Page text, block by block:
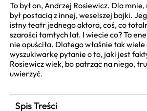
To był on, Andrzej Rosiewicz. Dla
był postacią z innej, weselszej bajki.
istny teatr jednego aktora, coś, co
szarości tamtych lat. I wiecie co? Ta
nie opuściła. Dlatego właśnie tak
wyszukiwarkę pytanie o to, jaki jest
Rosiewicz wiek, bo patrząc na niego,
uwierzyć.
Spis Treści